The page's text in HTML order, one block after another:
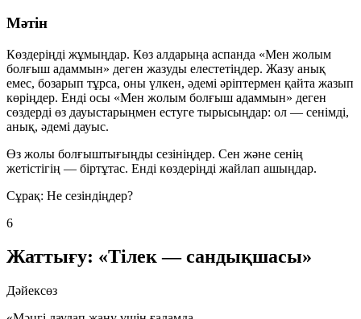
Мәтін
Көздеріңді жұмыңдар. Көз алдарыңа аспанда «Мен жолым
болғыш адаммын» деген жазуды елестетіңдер. Жазу анық
емес, бозарып тұрса, оны үлкен, әдемі әріптермен қайта жазып
көріңдер. Енді осы «Мен жолым болғыш адаммын» деген
сөздерді өз дауыстарыңмен естуге тырысыңдар: ол — сенімді,
анық, әдемі дауыс.
Өз жолы болғыштығыңды сезініңдер. Сен және сенің
жетістігің — біртұтас. Енді көздеріңді жайлап ашыңдар.
Сұрақ: Не сезіндіңдер?
6
Жаттығу: «Тілек — сандықшасы»
Дәйексөз